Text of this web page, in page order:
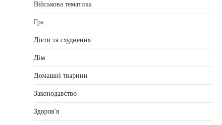
Військова тематика
Гра
Дієти та схуднення
Дім
Домашні тварини
Законодавство
Здоров'я